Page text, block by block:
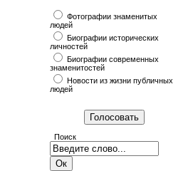
Фотографии знаменитых
людей
Биографии исторических
личностей
Биографии современных
знаменитостей
Новости из жизни публичных
людей
Поиск